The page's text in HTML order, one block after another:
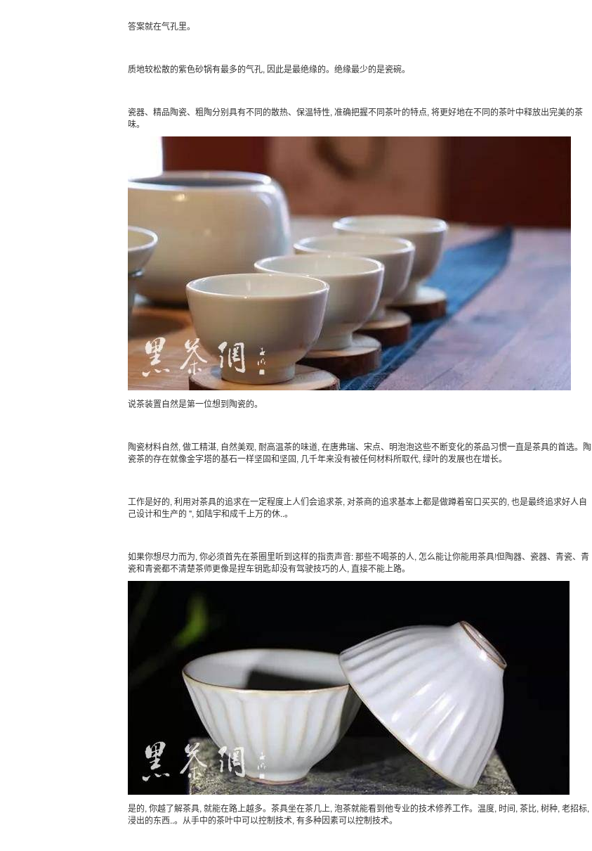
答案就在气孔里。
质地较松散的紫色砂锅有最多的气孔, 因此是最绝缘的。绝缘最少的是瓷碗。
瓷器、精品陶瓷、粗陶分别具有不同的散热、保温特性, 准确把握不同茶叶的特点, 将更好地在不同的茶叶中释放出完美的茶
味。
说茶装置自然是第一位想到陶瓷的。
陶瓷材料自然, 做工精湛, 自然美观, 耐高温茶的味道, 在唐弗瑞、宋点、明泡泡这些不断变化的茶品习惯一直是茶具的首选。陶
瓷茶的存在就像金字塔的基石一样坚固和坚固, 几千年来没有被任何材料所取代, 绿叶的发展也在增长。
工作是好的, 利用对茶具的追求在一定程度上人们会追求茶, 对茶商的追求基本上都是做蹲着窑口买买的, 也是最终追求好人自
己设计和生产的 ", 如陆宇和成千上万的休..。
如果你想尽力而为, 你必须首先在茶圈里听到这样的指责声音: 那些不喝茶的人, 怎么能让你能用茶具!但陶器、瓷器、青瓷、青
瓷和青瓷都不清楚茶师更像是捏车钥匙却没有驾驶技巧的人, 直接不能上路。
是的, 你越了解茶具, 就能在路上越多。茶具坐在茶几上, 泡茶就能看到他专业的技术修养工作。温度, 时间, 茶比, 树种, 老招标,
浸出的东西..。从手中的茶叶中可以控制技术, 有多种因素可以控制技术。